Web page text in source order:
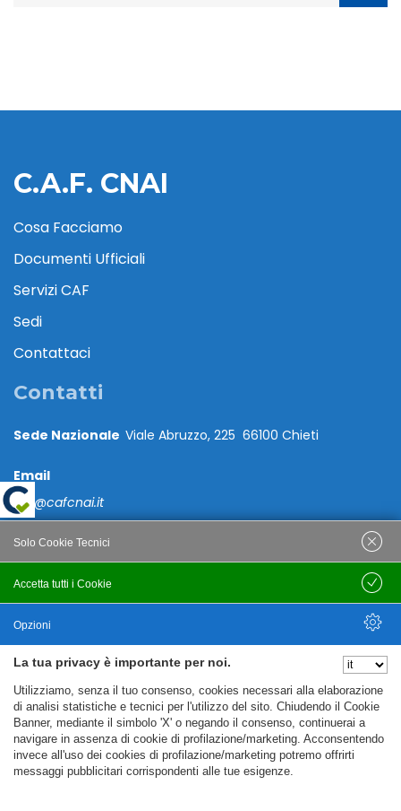
C.A.F. CNAI
Cosa Facciamo
Documenti Ufficiali
Servizi CAF
Sedi
Contattaci
Contatti
Sede Nazionale Viale Abruzzo, 225 66100 Chieti
Email
caf@cafcnai.it
Posta Certificata
PRIVACY
Note Legali
Policy
Cookie Policy
La tua privacy è importante per noi.
Utilizziamo, senza il tuo consenso, cookies necessari alla elaborazione
di analisi statistiche e tecnici per l'utilizzo del sito. Chiudendo il Cookie
Banner, mediante il simbolo 'X' o negando il consenso, continuerai a
navigare in assenza di cookie di profilazione/marketing. Acconsentendo
invece all'uso dei cookies di profilazione/marketing potremo offrirti
messaggi pubblicitari corrispondenti alle tue esigenze.
Accetta tutti i Cookie
Solo Cookie Tecnici
Salva
Opzioni
Nascondi Opzioni